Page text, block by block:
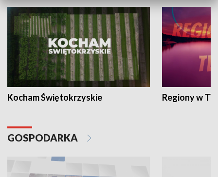
Kocham Świętokrzyskie Regiony w
GOSPODARKA